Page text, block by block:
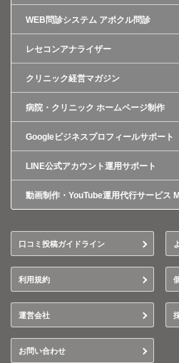
WEB問診システム アポクル問診
レセコンアナライザー
クリニック経営マガジン
病院・クリニック ホームページ制作
Googleビジネスプロフィールサポート
LINE公式アカウント運用サポート
動画制作・YouTube運用代行サービス
口コミ投稿ガイドライン
利用規約
運営会社
お問い合わせ